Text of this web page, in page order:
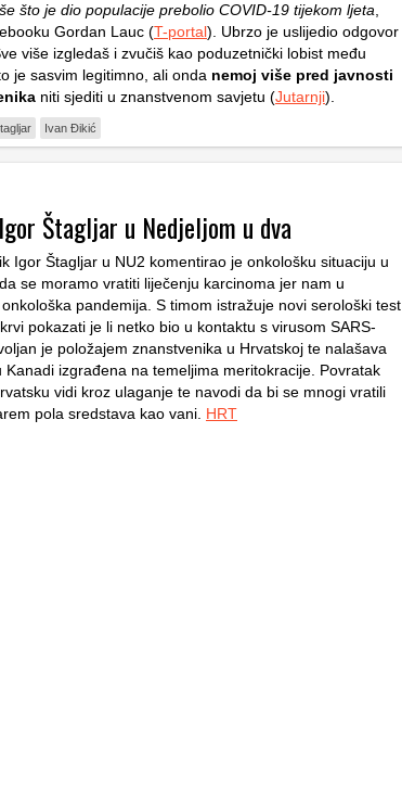
što je dio populacije prebolio COVID-19 tijekom ljeta
Gordan Lauc (T-portal). Ubrzo je uslijedio odgovor
više izgledaš i zvučiš kao poduzetnički lobist među
je sasvim legitimno, ali onda nemoj više pred javnosti
niti sjediti u znanstvenom savjetu (Jutarnji).
Ivan Đikić
Štagljar u Nedjeljom u dva
Igor Štagljar u NU2 komentirao je onkološku situaciju u
se moramo vratiti liječenju karcinoma jer nam u
pandemija. S timom istražuje novi serološki test
pokazati je li netko bio u kontaktu s virusom SARS-
je položajem znanstvenika u Hrvatskoj te nalašava
Kanadi izgrađena na temeljima meritokracije. Povratak
vidi kroz ulaganje te navodi da bi se mnogi vratili
pola sredstava kao vani. HRT